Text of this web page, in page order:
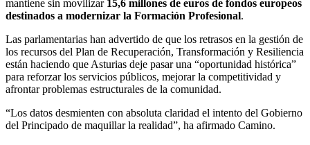
mantiene sin movilizar 15,6 millones de euros de fondos europeos
destinados a modernizar la Formación Profesional.
Las parlamentarias han advertido de que los retrasos en la gestión de
los recursos del Plan de Recuperación, Transformación y Resiliencia
están haciendo que Asturias deje pasar una “oportunidad histórica”
para reforzar los servicios públicos, mejorar la competitividad y
afrontar problemas estructurales de la comunidad.
“Los datos desmienten con absoluta claridad el intento del Gobierno
del Principado de maquillar la realidad”, ha afirmado Camino.